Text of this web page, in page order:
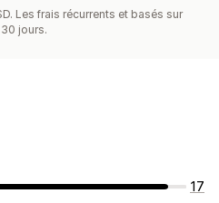
Les frais récurrents et basés sur
jours.
17